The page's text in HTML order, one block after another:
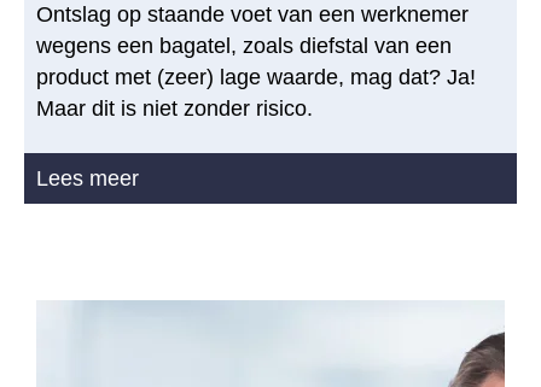
Ontslag op staande voet van een werknemer
wegens een bagatel, zoals diefstal van een
product met (zeer) lage waarde, mag dat? Ja!
Maar dit is niet zonder risico.
Lees meer